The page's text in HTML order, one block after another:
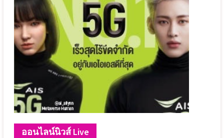
ออนไลน์นิวส์ Live